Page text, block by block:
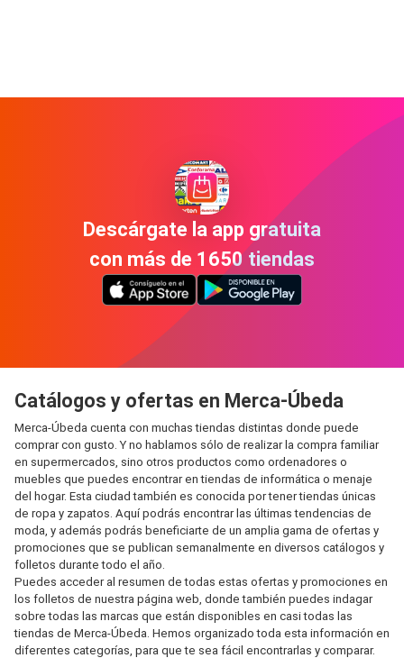
Descárgate la app gratuita
con más de 1650 tiendas
Catálogos y ofertas en Merca-Úbeda
Merca-Úbeda cuenta con muchas tiendas distintas donde puede
comprar con gusto. Y no hablamos sólo de realizar la compra familiar
en supermercados, sino otros productos como ordenadores o
muebles que puedes encontrar en tiendas de informática o menaje
del hogar. Esta ciudad también es conocida por tener tiendas únicas
de ropa y zapatos. Aquí podrás encontrar las últimas tendencias de
moda, y además podrás beneficiarte de un amplia gama de ofertas y
promociones que se publican semanalmente en diversos catálogos y
folletos durante todo el año.
Puedes acceder al resumen de todas estas ofertas y promociones en
los folletos de nuestra página web, donde también puedes indagar
sobre todas las marcas que están disponibles en casi todas las
tiendas de Merca-Úbeda. Hemos organizado toda esta información en
diferentes categorías, para que te sea fácil encontrarlas y comparar.